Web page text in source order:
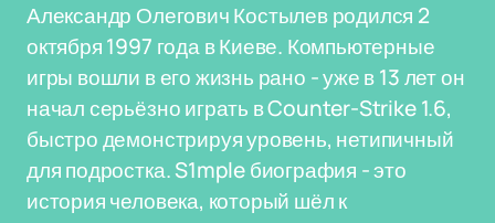
Александр Олегович Костылев родился 2
октября 1997 года в Киеве. Компьютерные
игры вошли в его жизнь рано - уже в 13 лет он
начал серьёзно играть в Counter-Strike 1.6,
быстро демонстрируя уровень, нетипичный
для подростка. S1mple биография - это
история человека, который шёл к